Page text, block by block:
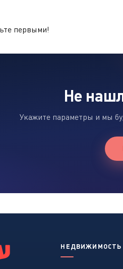
первыми!
Не
Укажите параметры и мы
НЕДВИЖИМОСТЬ